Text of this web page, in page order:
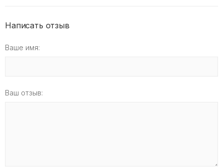
Написать отзыв
Ваше имя:
Ваш отзыв: